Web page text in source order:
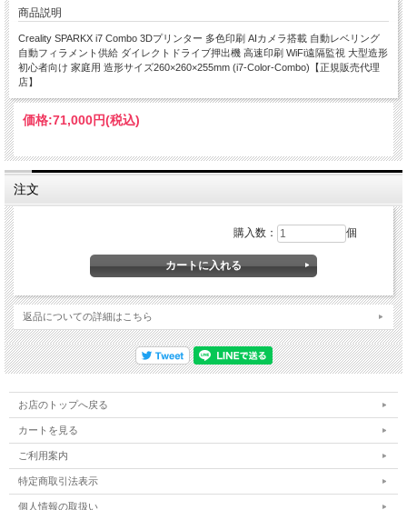
商品説明
Creality SPARKX i7 Combo 3Dプリンター 多色印刷 AIカメラ搭載 自動レベリング
自動フィラメント供給 ダイレクトドライブ押出機 高速印刷 WiFi遠隔監視 大型造形
初心者向け 家庭用 造形サイズ260×260×255mm (i7-Color-Combo)【正規販売代理
店】
価格:71,000円(税込)
注文
購入数： 個
返品についての詳細はこちら
お店のトップへ戻る
カートを見る
ご利用案内
特定商取引法表示
個人情報の取扱い